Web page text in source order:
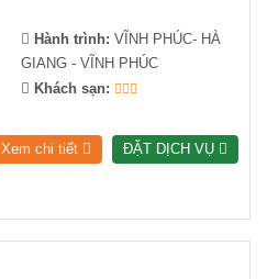
Hành trình: VĨNH PHÚC- HÀ
GIANG - VĨNH PHÚC
Khách sạn:
Xem chi tiết ĐẶT DỊCH VỤ